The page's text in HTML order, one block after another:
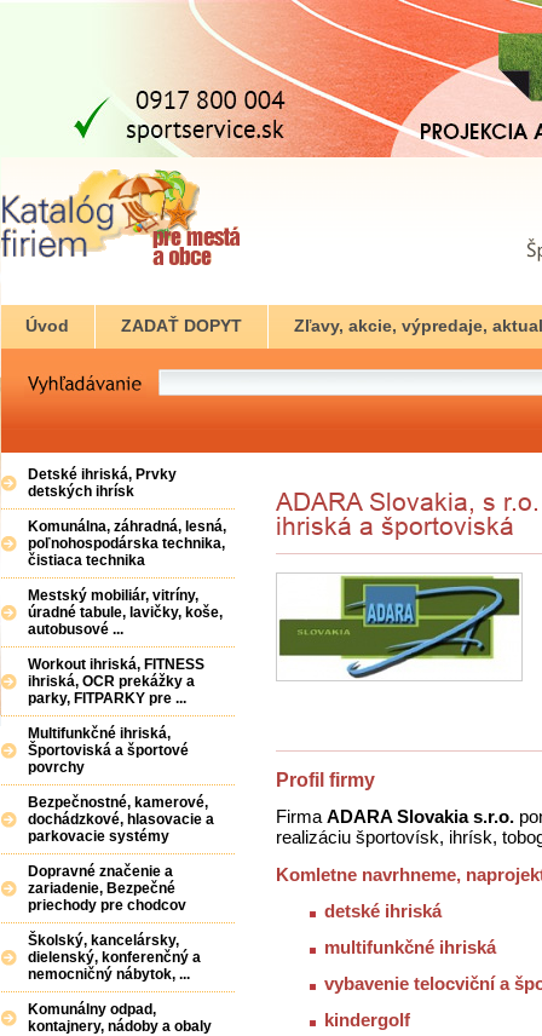
Úvod ZADAŤ DOPYT Zľavy, akcie, výpredaje,
Profil firmy
Firma ADARA Slovakia s.r.o.
realizáciu športovísk, ihrísk,
Komletne navrhneme,
detské ihriská
multifunkčné ihriská
vybavenie telocviční a
kindergolf
Detské ihriská, Prvky
detských ihrísk
Komunálna, záhradná, lesná,
poľnohospodárska technika,
čistiaca technika
Mestský mobiliár, vitríny,
úradné tabule, lavičky, koše,
autobusové ...
Workout ihriská, FITNESS
ihriská, OCR prekážky a
parky, FITPARKY pre ...
Multifunkčné ihriská,
Športoviská a športové
povrchy
Bezpečnostné, kamerové,
dochádzkové, hlasovacie a
parkovacie systémy
Dopravné značenie a
zariadenie, Bezpečné
priechody pre chodcov
Školský, kancelársky,
dielenský, konferenčný a
nemocničný nábytok, ...
Komunálny odpad,
kontajnery, nádoby a obaly